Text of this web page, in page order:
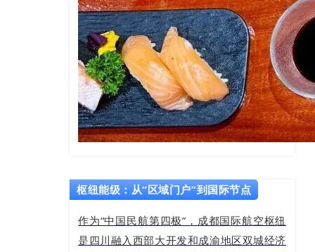
枢纽能级：从“区域门户”到国际节点
作为“中国民航第四极”，成都国际航空枢纽
是四川融入西部大开发和成渝地区双城经济